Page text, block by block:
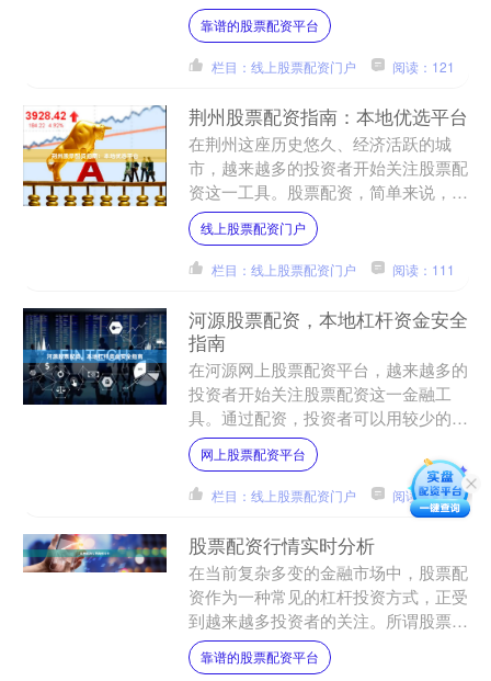
关注。面对市场上众多的配资平台，如
何选择安全、正规、服务优....
靠谱的股票配资平台
栏目：线上股票配资门户 阅读：121
荆州股票配资指南：本地优选平台
在荆州这座历史悠久、经济活跃的城
市，越来越多的投资者开始关注股票配
资这一工具。股票配资，简单来说，就
是通过杠杆放大资金，让投资者用较少
的本金撬动更大的投资规模。....
线上股票配资门户
栏目：线上股票配资门户 阅读：111
河源股票配资，本地杠杆资金安全
指南
在河源网上股票配资平台，越来越多的
投资者开始关注股票配资这一金融工
具。通过配资，投资者可以用较少的本
金撬动更大规模的资金，从而放大收
益。然而，杠杆资金的使用也伴....
网上股票配资平台
栏目：线上股票配资门户 阅读：113
股票配资行情实时分析
在当前复杂多变的金融市场中，股票配
资作为一种常见的杠杆投资方式，正受
到越来越多投资者的关注。所谓股票配
资，是指投资者通过向配资公司或平台
借入资金进行股票交易，以....
靠谱的股票配资平台